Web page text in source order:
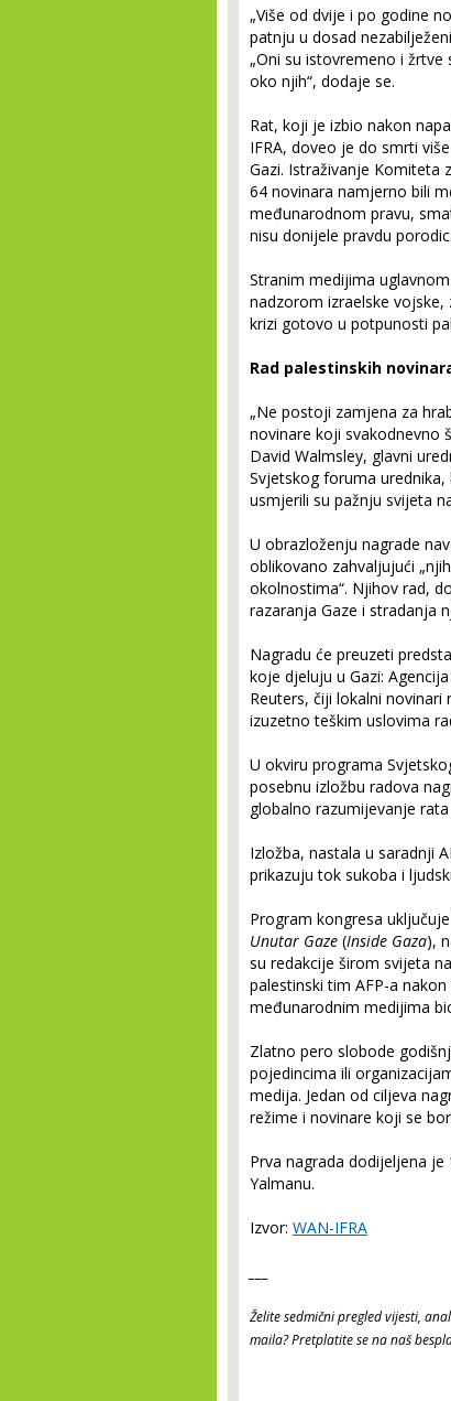
„Više od dvije i po godine
patnju u dosad
„Oni su istovremeno i
oko njih“, dodaje se.
Rat, koji je izbio nakon
IFRA, doveo je do smrti
Gazi. Istraživanje Komiteta
64 novinara namjerno bili
međunarodnom pravu,
nisu donijele pravdu
Stranim medijima
nadzorom izraelske
krizi gotovo u potpunosti
Rad palestinskih
„Ne postoji zamjena za
novinare koji svakodnevno
David Walmsley, glavni
Svjetskog foruma urednika,
usmjerili su pažnju svijeta
U obrazloženju nagrade
oblikovano zahvaljujući
okolnostima“. Njihov rad,
razaranja Gaze i stradanja
Nagradu će preuzeti
koje djeluju u Gazi:
Reuters, čiji lokalni
izuzetno teškim uslovima
U okviru programa
posebnu izložbu radova
globalno razumijevanje rata
Izložba, nastala u saradnji
prikazuju tok sukoba i
Program kongresa
Unutar Gaze (Inside Gaza),
su redakcije širom svijeta
palestinski tim AFP-a
međunarodnim medijima
Zlatno pero slobode
pojedincima ili
medija. Jedan od ciljeva
režime i novinare koji se
Prva nagrada dodijeljena
Yalmanu.
Izvor: WAN-IFRA
Želite sedmični pregled vijesti,
maila? Pretplatite se na naš